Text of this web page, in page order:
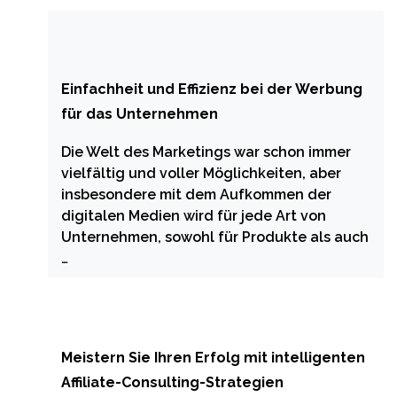
Einfachheit und Effizienz bei der Werbung
für das Unternehmen
Die Welt des Marketings war schon immer
vielfältig und voller Möglichkeiten, aber
insbesondere mit dem Aufkommen der
digitalen Medien wird für jede Art von
Unternehmen, sowohl für Produkte als auch
…
Meistern Sie Ihren Erfolg mit intelligenten
Affiliate-Consulting-Strategien